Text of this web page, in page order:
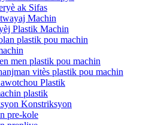
ak Sifas
Machin
Plastik Machin
plastik pou machin
men plastik pou machin
vitès plastik pou machin
Plastik
plastik
Konstriksyon
pre-kole